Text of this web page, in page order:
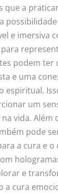
que a
e imersiva
podem ter
e uma
espiritual.
um
vida. Além
pode
a cura e o
e
a cura